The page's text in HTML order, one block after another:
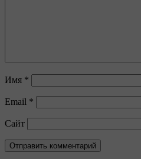
Имя *
Email *
Сайт